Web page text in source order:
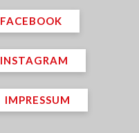
FACEBOOK
INSTAGRAM
IMPRESSUM